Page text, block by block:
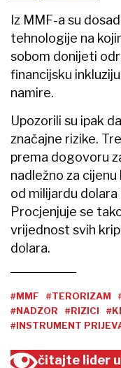
Iz MMF-a su
tehnologije na
sobom donijeti
financijsku
namire.
Upozorili su ipak
značajne rizike.
prema dogovoru
nadležno za
od milijardu
Procjenjuje se
vrijednost svih
dolara.
#MMF #TERORIZAM
#NADZOR
#RIZICI
#INSTRUMENT
čitajte lider